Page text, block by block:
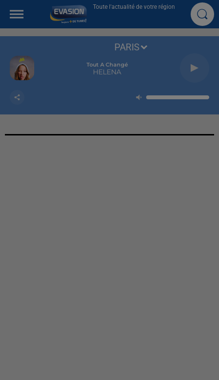
Toute l'actualité de votre région
Tout A Changé
HELENA
PARIS